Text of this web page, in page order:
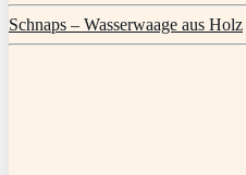
Schnaps – Wasserwaage aus Holz